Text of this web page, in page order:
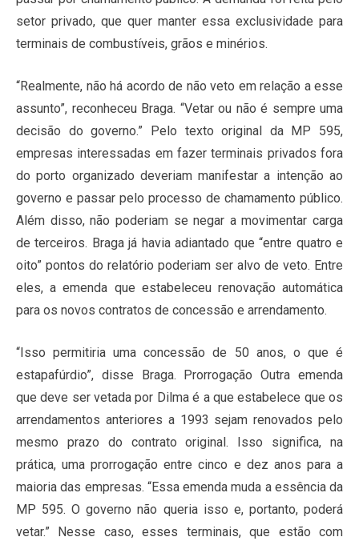
setor privado, que quer manter essa exclusividade para
terminais de combustíveis, grãos e minérios.
“Realmente, não há acordo de não veto em relação a esse
assunto”, reconheceu Braga. “Vetar ou não é sempre uma
decisão do governo.” Pelo texto original da MP 595,
empresas interessadas em fazer terminais privados fora
do porto organizado deveriam manifestar a intenção ao
governo e passar pelo processo de chamamento público.
Além disso, não poderiam se negar a movimentar carga
de terceiros. Braga já havia adiantado que “entre quatro e
oito” pontos do relatório poderiam ser alvo de veto. Entre
eles, a emenda que estabeleceu renovação automática
para os novos contratos de concessão e arrendamento.
“Isso permitiria uma concessão de 50 anos, o que é
estapafúrdio”, disse Braga. Prorrogação Outra emenda
que deve ser vetada por Dilma é a que estabelece que os
arrendamentos anteriores a 1993 sejam renovados pelo
mesmo prazo do contrato original. Isso significa, na
prática, uma prorrogação entre cinco e dez anos para a
maioria das empresas. “Essa emenda muda a essência da
MP 595. O governo não queria isso e, portanto, poderá
vetar.” Nesse caso, esses terminais, que estão com